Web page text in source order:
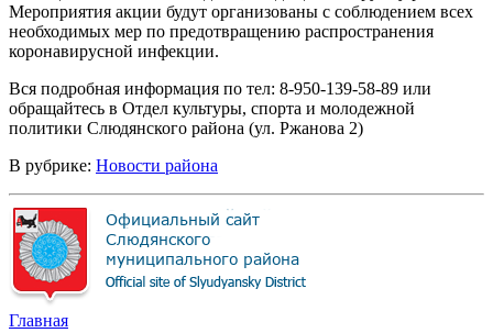
Мероприятия акции будут организованы с соблюдением всех
необходимых мер по предотвращению распространения
коронавирусной инфекции.
Вся подробная информация по тел: 8-950-139-58-89 или
обращайтесь в Отдел культуры, спорта и молодежной
политики Слюдянского района (ул. Ржанова 2)
В рубрике: Новости района
Главная